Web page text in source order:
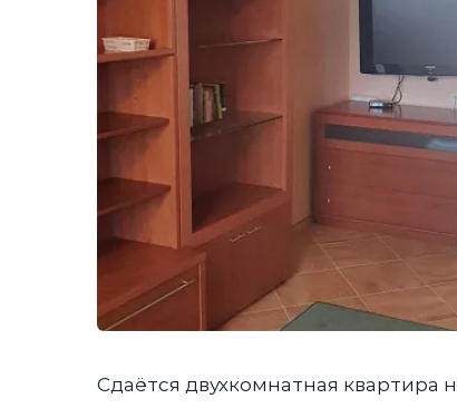
Сдаётся двухкомнатная квартира